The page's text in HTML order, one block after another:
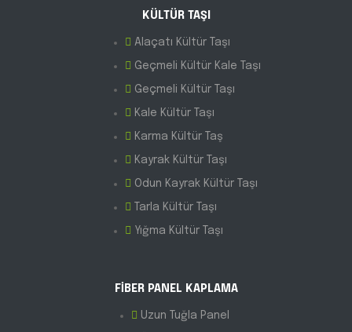
KÜLTÜR TAŞI
Alaçatı Kültür Taşı
Geçmeli Kültür Kale Taşı
Geçmeli Kültür Taşı
Kale Kültür Taşı
Karma Kültür Taş
Kayrak Kültür Taşı
Odun Kayrak Kültür Taşı
Tarla Kültür Taşı
Yığma Kültür Taşı
FİBER PANEL KAPLAMA
Uzun Tuğla Panel